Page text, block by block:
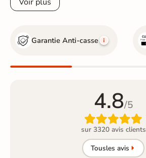
Garantie Anti-casse
4.8/5

sur 3320 avis clients
Tousles avis